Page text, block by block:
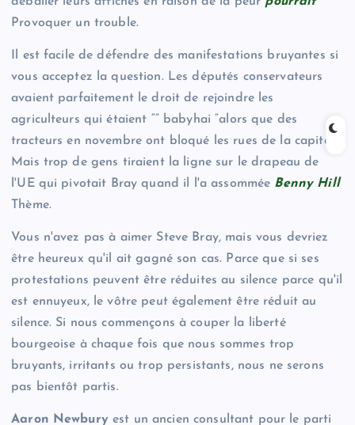
Provoquer un trouble.
Il est facile de défendre des manifestations bruyantes si
vous acceptez la question. Les députés conservateurs
avaient parfaitement le droit de rejoindre les
agriculteurs qui étaient “” babyhai “alors que des
tracteurs en novembre ont bloqué les rues de la capitale.
Mais trop de gens tiraient la ligne sur le drapeau de
l'UE qui pivotait Bray quand il l'a assommée Benny Hill
Thème.
Vous n'avez pas à aimer Steve Bray, mais vous devriez
être heureux qu'il ait gagné son cas. Parce que si ses
protestations peuvent être réduites au silence parce qu'il
est ennuyeux, le vôtre peut également être réduit au
silence. Si nous commençons à couper la liberté
bourgeoise à chaque fois que nous sommes trop
bruyants, irritants ou trop persistants, nous ne serons
pas bientôt partis.
Aaron Newburyest un ancien consultant pour le parti